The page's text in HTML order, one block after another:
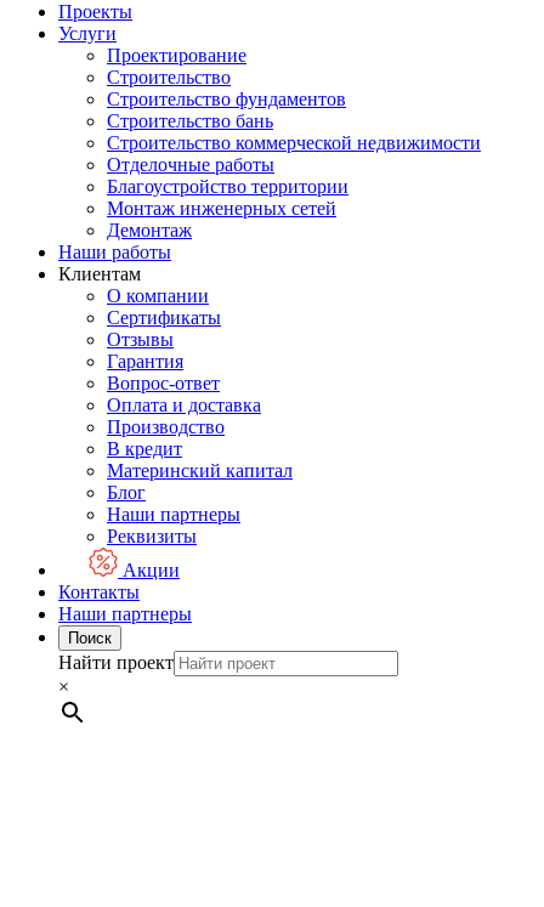
Проекты
Услуги
Проектирование
Строительство
Строительство фундаментов
Строительство бань
Строительство коммерческой недвижимости
Отделочные работы
Благоустройство территории
Монтаж инженерных сетей
Демонтаж
Наши работы
Клиентам
О компании
Сертификаты
Отзывы
Гарантия
Вопрос-ответ
Оплата и доставка
Производство
В кредит
Материнский капитал
Блог
Наши партнеры
Реквизиты
Акции
Контакты
Наши партнеры
Поиск
Найти проект
×